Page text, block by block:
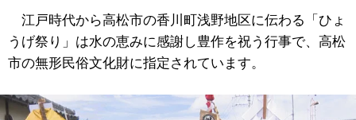
江戸時代から高松市の香川町浅野地区に伝わる「ひょ
うげ祭り」は水の恵みに感謝し豊作を祝う行事で、高松
市の無形民俗文化財に指定されています。